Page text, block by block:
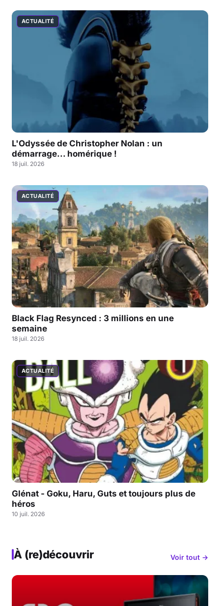
ACTUALITÉ
L'Odyssée de Christopher Nolan : un
démarrage... homérique !
18 juil. 2026
ACTUALITÉ
Black Flag Resynced : 3 millions en une
semaine
18 juil. 2026
ACTUALITÉ
Glénat - Goku, Haru, Guts et toujours plus de
héros
10 juil. 2026
À (re)découvrir Voir tout →